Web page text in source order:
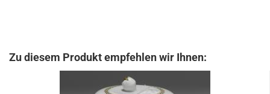
Zu diesem Produkt empfehlen wir Ihnen: